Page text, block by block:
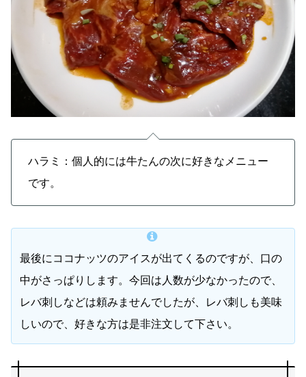
ハラミ：個人的には牛たんの次に好きなメニュー
です。
最後にココナッツのアイスが出てくるのですが、口の
中がさっぱりします。今回は人数が少なかったので、
レバ刺しなどは頼みませんでしたが、レバ刺しも美味
しいので、好きな方は是非注文して下さい。